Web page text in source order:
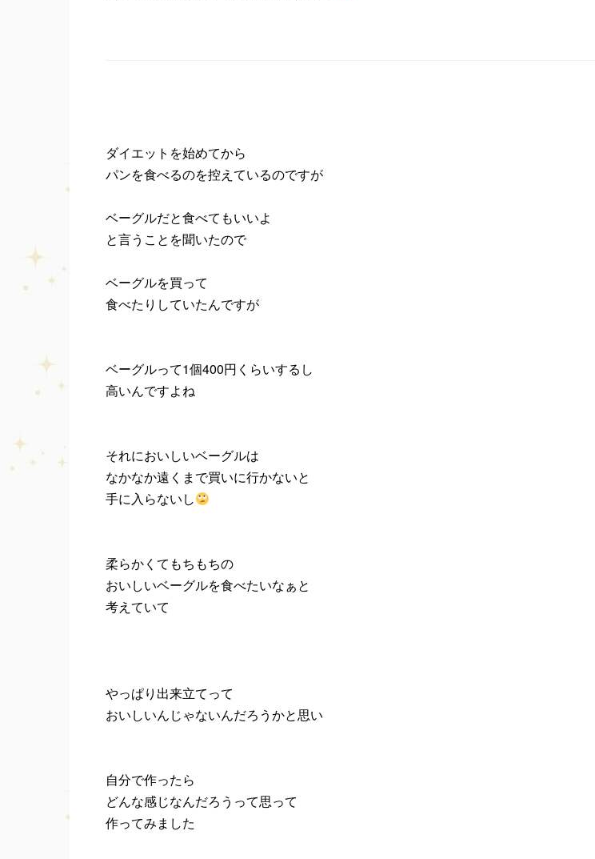
ダイエットを始めてから
パンを食べるのを控えているのですが
ベーグルだと食べてもいいよ
と言うことを聞いたので
ベーグルを買って
食べたりしていたんですが
ベーグルって1個400円くらいするし
高いんですよね
それにおいしいベーグルは
なかなか遠くまで買いに行かないと
手に入らないし
柔らかくてもちもちの
おいしいベーグルを食べたいなぁと
考えていて
やっぱり出来立てって
おいしいんじゃないんだろうかと思い
自分で作ったら
どんな感じなんだろうって思って
作ってみました